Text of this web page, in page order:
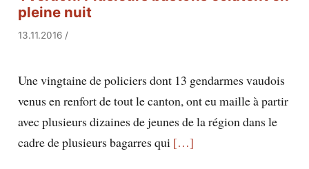
pleine nuit
13.11.2016/
Une vingtaine de policiers dont 13 gendarmes vaudois
venus en renfort de tout le canton, ont eu maille à partir
avec plusieurs dizaines de jeunes de la région dans le
cadre de plusieurs bagarres qui […]